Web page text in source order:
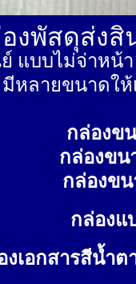
งพัสดุส่ง
แบบไม่จ่าหน้
มีหลายขนาดให้
กล่องข
กล่องขน
กล่องข
กล่องแ
งเอกสารสีน้ำต